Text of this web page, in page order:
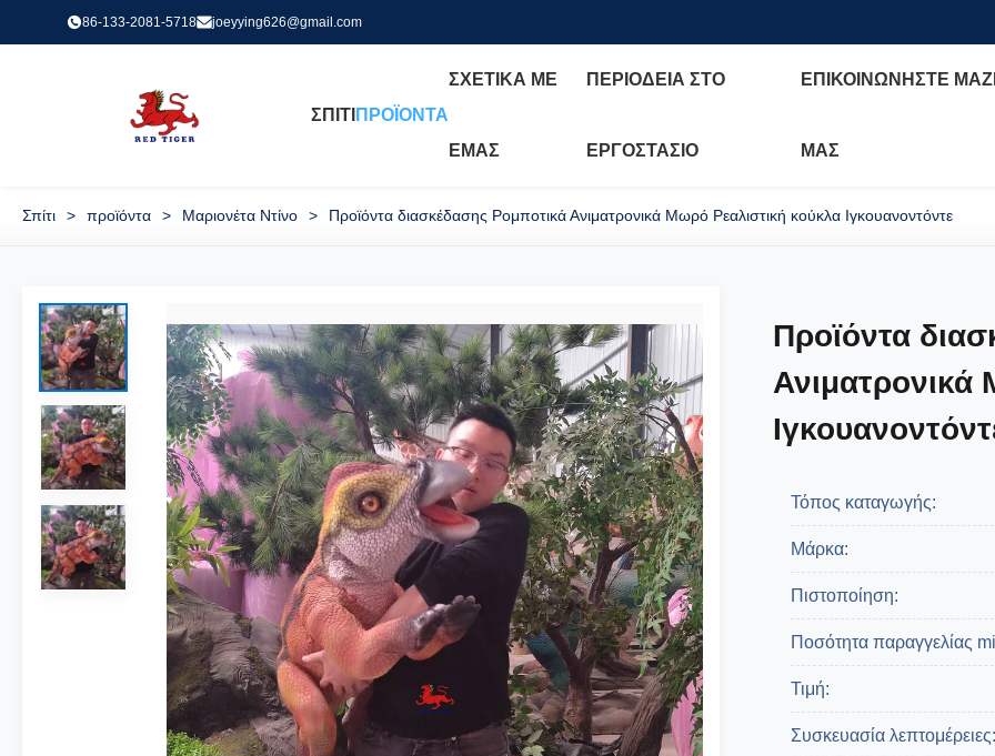
86-133-2081-5718 joeyying626@gmail.com
ΣΠΊΤΙ ΠΡΟΪΌΝΤΑ
ΣΧΕΤΙΚΆ ΜΕ
ΕΜΆΣ
ΠΕΡΙΟΔΕΊΑ ΣΤΟ
ΕΡΓΟΣΤΆΣΙΟ
ΕΠΙΚΟΙΝΩΝΉΣΤΕ ΜΑΖΊ
ΜΑΣ
Σπίτι > προϊόντα > Μαριονέτα Ντίνο > Προϊόντα διασκέδασης Ρομποτικά Ανιματρονικά Μωρό Ρεαλιστική κούκλα Ιγκουανοντόντε
Προϊόντα
Ανιματρονικά
Τόπος καταγωγής:
Μάρκα:
Πιστοποίηση:
Ποσότητα παραγγελίας
Τιμή:
Συσκευασία λεπτομέρειες: